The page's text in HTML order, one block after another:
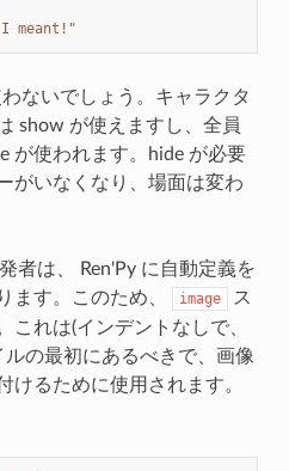
meant!"
ないでしょう。キャラクタ
show が使えますし、全員
が使われます。hide が必要
がいなくなり、場面は変わ
者は、 Ren'Py に自動定義を
ます。このため、
image
ス
これは(インデントなしで、
の最初にあるべきで、画像
けるために使用されます。